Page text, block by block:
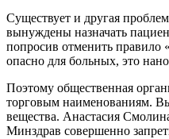
Существует и другая
вынуждены назначать
попросив отменить правило
опасно для больных, это
Поэтому общественная
торговым наименованиям.
вещества. Анастасия
Минздрав совершенно